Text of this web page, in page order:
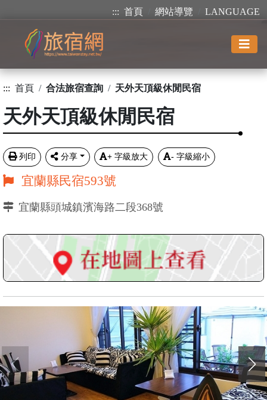
::: 首頁 網站導覽 LANGUAGE
::: 首頁 合法旅宿查詢 天外天頂級休閒民宿
天外天頂級休閒民宿
列印 分享 + 字級放大 - 字級縮小
宜蘭縣民宿593號
宜蘭縣頭城鎮濱海路二段368號